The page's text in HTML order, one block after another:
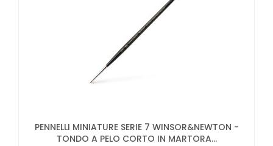
PENNELLI MINIATURE SERIE 7 WINSOR&NEWTON -
TONDO A PELO CORTO IN MARTORA...